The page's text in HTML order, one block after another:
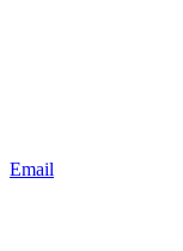
Email